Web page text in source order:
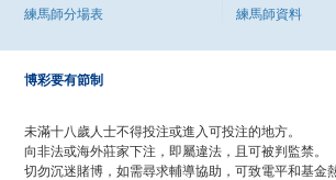
練馬師分場表
練馬師資料
博彩要有節制
未滿十八歲人士不得投注或進入可投注的地方。
向非法或海外莊家下注，即屬違法，且可被判監禁。
切勿沉迷賭博，如需尋求輔導協助，可致電平和基金